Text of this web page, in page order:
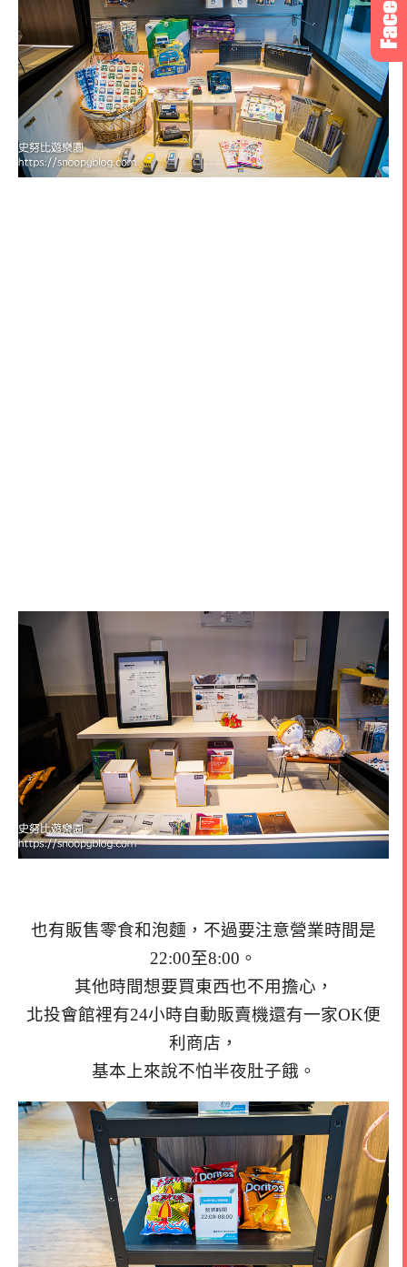
也有販售零食和泡麵，不過要注意營業時間是
22:00至8:00。
其他時間想要買東西也不用擔心，
北投會館裡有24小時自動販賣機還有一家OK便
利商店，
基本上來說不怕半夜肚子餓。